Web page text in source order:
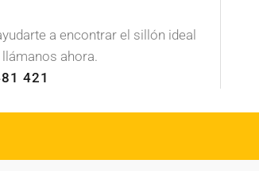
a encontrar el sillón ideal
ahora.
421